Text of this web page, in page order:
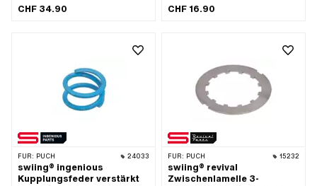
Anzahl Federn: 9 Stk. · Ø aussen:
CHF 34.90
· Aufnahmeart: Verzahnung · Ø innen:
CHF 16.90
FÜR: PUCH 24033
swiing® ingenious
Kupplungsfeder verstärkt
FÜR: PUCH 15232
swiing® revival
Zwischenlamelle 3-